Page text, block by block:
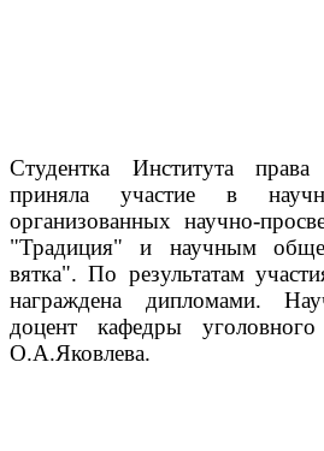
Студентка Института
приняла участие в
организованных научно-
"Традиция" и научным
вятка". По результатам
награждена дипломами.
доцент кафедры
О.А.Яковлева.